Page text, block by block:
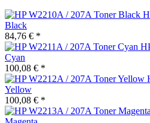
Black
84,76 € *
Cyan
100,08 € *
Yellow
100,08 € *